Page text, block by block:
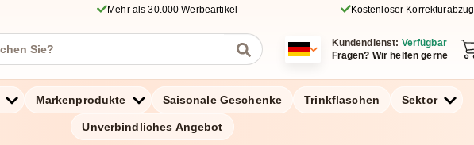
Mehr als 30.000 Werbeartikel Kostenloser Korrekturabzug
Kundendienst: Verfügbar
Fragen? Wir helfen gerne
Markenprodukte Saisonale Geschenke Trinkflaschen Sektor
Unverbindliches Angebot